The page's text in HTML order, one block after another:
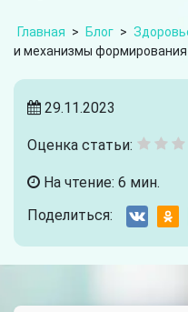
Главная > Блог >
и механизмы
29.11.2023
Оценка статьи:
На чтение: 6 мин.
Поделиться: